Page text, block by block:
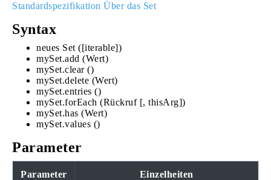
Standardspezifikation Über das Set
Syntax
neues Set ([iterable])
mySet.add (Wert)
mySet.clear ()
mySet.delete (Wert)
mySet.entries ()
mySet.forEach (Rückruf [, thisArg])
mySet.has (Wert)
mySet.values ​​()
Parameter
Parameter Einzelheiten